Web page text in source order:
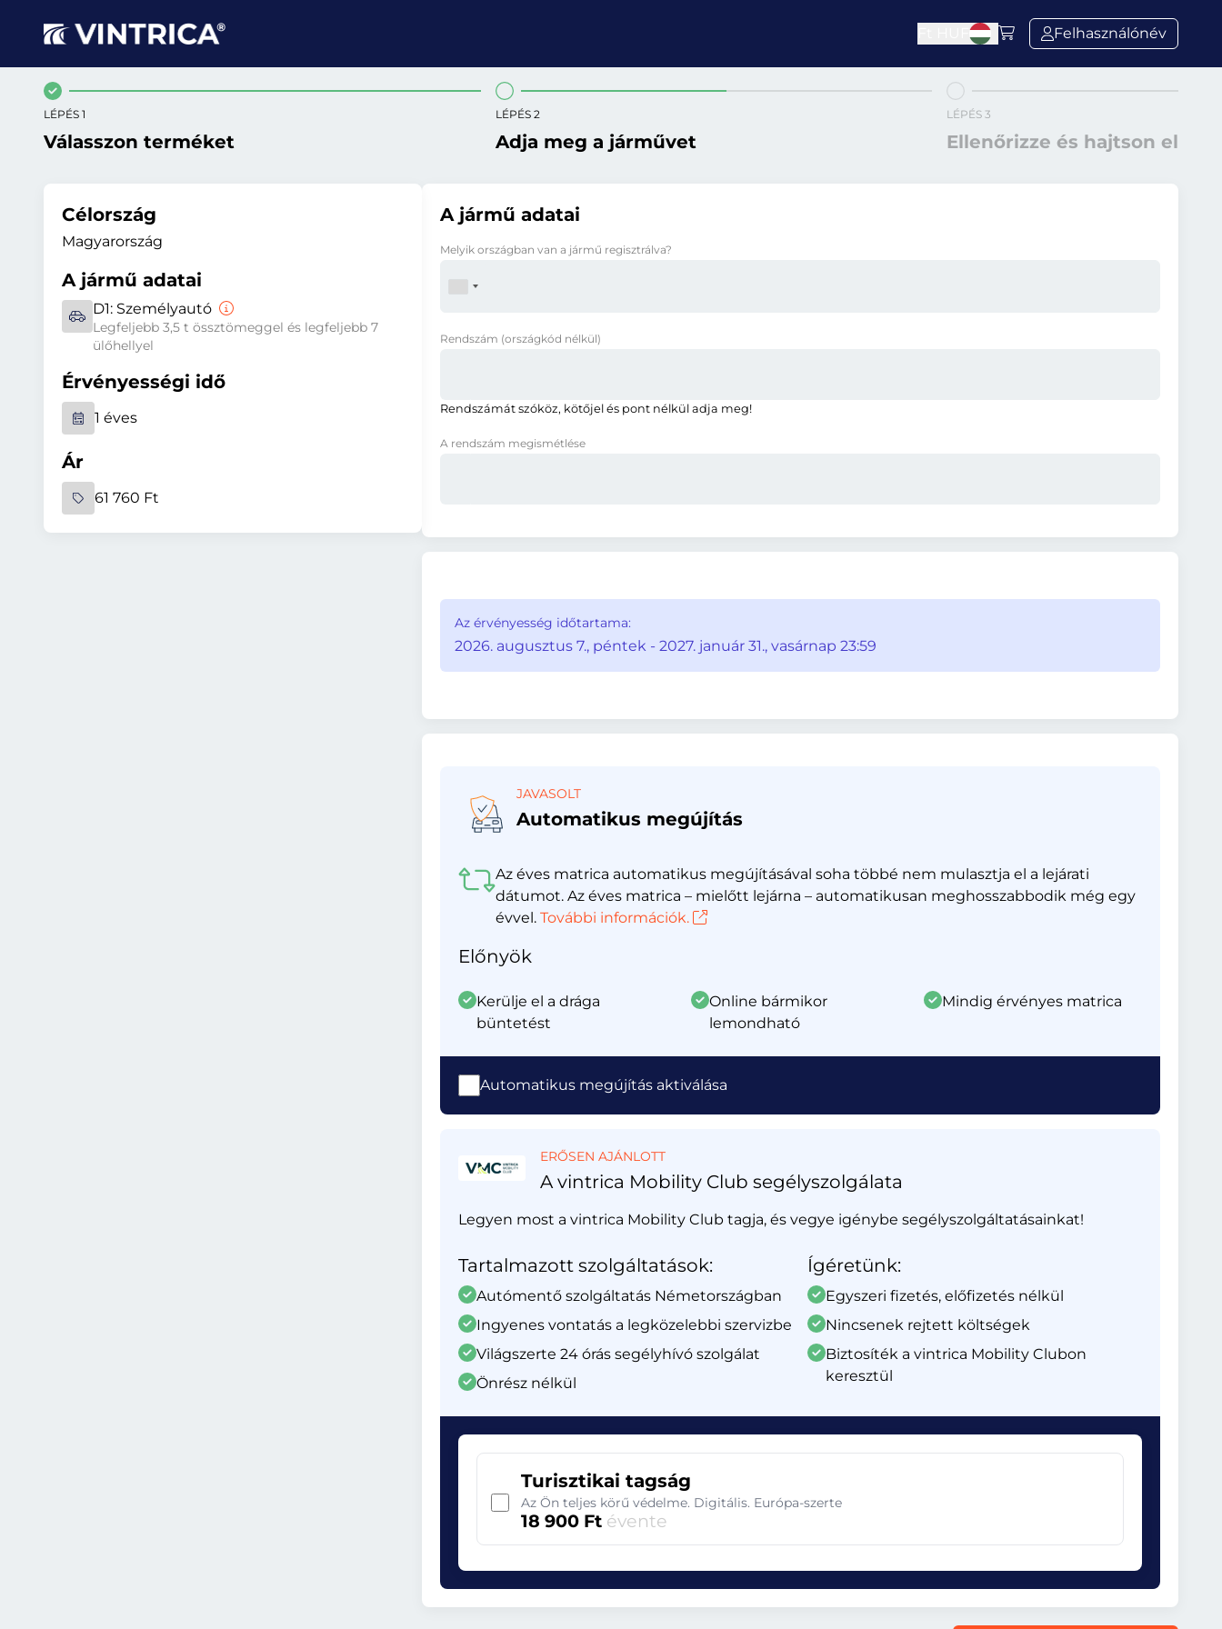
Felhasználónév
LÉPÉS 1
Válasszon terméket
LÉPÉS 2
Adja meg a járművet
LÉPÉS 3
Ellenőrizze és hajtson el
Célország
Magyarország
A jármű adatai
D1: Személyautó
Legfeljebb 3,5 t össztömeggel és legfeljebb 7
ülőhellyel
Érvényességi idő
1 éves
Ár
61 760 Ft
A jármű adatai
Melyik országban van a jármű regisztrálva?
Rendszám (országkód nélkül)
Rendszámát szóköz, kötőjel és pont nélkül adja meg!
A rendszám megismétlése
Az érvényesség időtartama:
2026. augusztus 7., péntek - 2027. január 31., vasárnap 23:59
JAVASOLT
Automatikus megújítás
Az éves matrica automatikus megújításával soha többé nem mulasztja el a lejárati
dátumot. Az éves matrica – mielőtt lejárna – automatikusan meghosszabbodik még egy
évvel. További információk.
Előnyök
Kerülje el a drága
büntetést
Online bármikor
lemondható
Mindig érvényes matrica
Automatikus megújítás aktiválása
ERŐSEN AJÁNLOTT
A vintrica Mobility Club segélyszolgálata
Legyen most a vintrica Mobility Club tagja, és vegye igénybe segélyszolgáltatásainkat!
Tartalmazott szolgáltatások:
Autómentő szolgáltatás Németországban
Ingyenes vontatás a legközelebbi szervizbe
Világszerte 24 órás segélyhívó szolgálat
Önrész nélkül
Ígéretünk:
Egyszeri fizetés, előfizetés nélkül
Nincsenek rejtett költségek
Biztosíték a vintrica Mobility Clubon
keresztül
Turisztikai tagság
Az Ön teljes körű védelme. Digitális. Európa-szerte
18 900 Ft évente